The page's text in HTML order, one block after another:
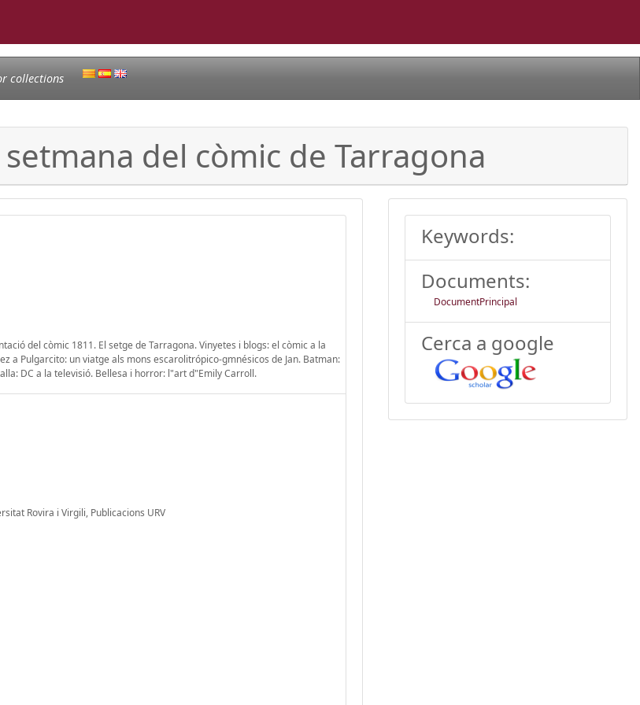
collections
del còmic de Tarragona
del còmic 1811. El setge de Tarragona. Vinyetes i blogs: el còmic a la
a Pulgarcito: un viatge als mons escarolitrópico-gmnésicos de Jan. Batman:
DC a la televisió. Bellesa i horror: l"art d"Emily Carroll.
Rovira i Virgili, Publicacions URV
Keywords:
Documents:
DocumentPrincipal
Cerca a google